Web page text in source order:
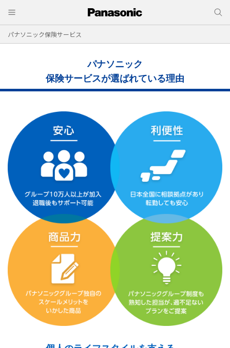
パナソニック保険サービス
パナソニック
保険サービスが選ばれている理由